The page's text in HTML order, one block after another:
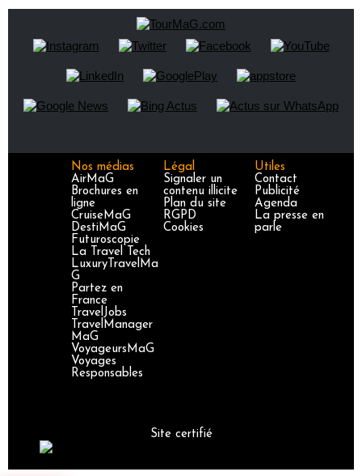
Nos médias
AirMaG
Brochures en
ligne
CruiseMaG
DestiMaG
Futuroscopie
La Travel Tech
LuxuryTravelMa
G
Partez en
France
TravelJobs
TravelManager
MaG
VoyageursMaG
Voyages
Responsables
Légal
Signaler un
contenu illicite
Plan du site
RGPD
Cookies
Utiles
Contact
Publicité
Agenda
La presse en
parle
Site certifié